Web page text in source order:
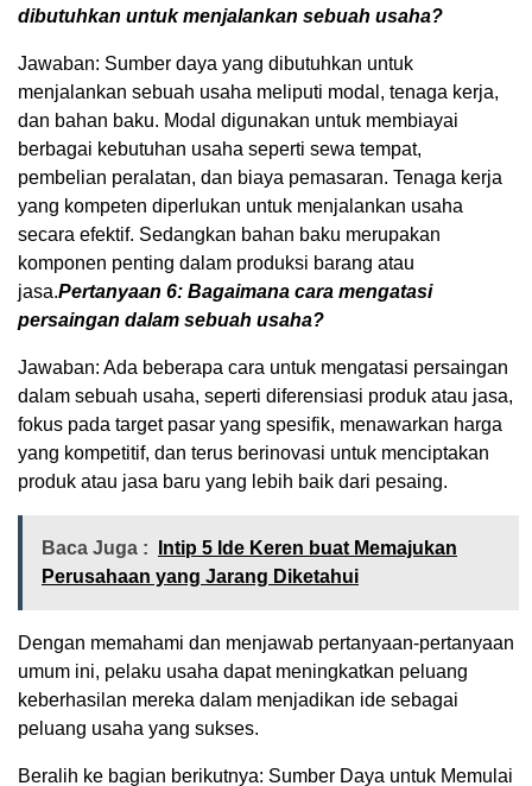
dibutuhkan untuk menjalankan sebuah usaha?
Jawaban: Sumber daya yang dibutuhkan untuk
menjalankan sebuah usaha meliputi modal, tenaga kerja,
dan bahan baku. Modal digunakan untuk membiayai
berbagai kebutuhan usaha seperti sewa tempat,
pembelian peralatan, dan biaya pemasaran. Tenaga kerja
yang kompeten diperlukan untuk menjalankan usaha
secara efektif. Sedangkan bahan baku merupakan
komponen penting dalam produksi barang atau
jasa.Pertanyaan 6: Bagaimana cara mengatasi
persaingan dalam sebuah usaha?
Jawaban: Ada beberapa cara untuk mengatasi persaingan
dalam sebuah usaha, seperti diferensiasi produk atau jasa,
fokus pada target pasar yang spesifik, menawarkan harga
yang kompetitif, dan terus berinovasi untuk menciptakan
produk atau jasa baru yang lebih baik dari pesaing.
Baca Juga :
Intip 5 Ide Keren buat Memajukan
Perusahaan yang Jarang Diketahui
Dengan memahami dan menjawab pertanyaan-pertanyaan
umum ini, pelaku usaha dapat meningkatkan peluang
keberhasilan mereka dalam menjadikan ide sebagai
peluang usaha yang sukses.
Beralih ke bagian berikutnya: Sumber Daya untuk Memulai